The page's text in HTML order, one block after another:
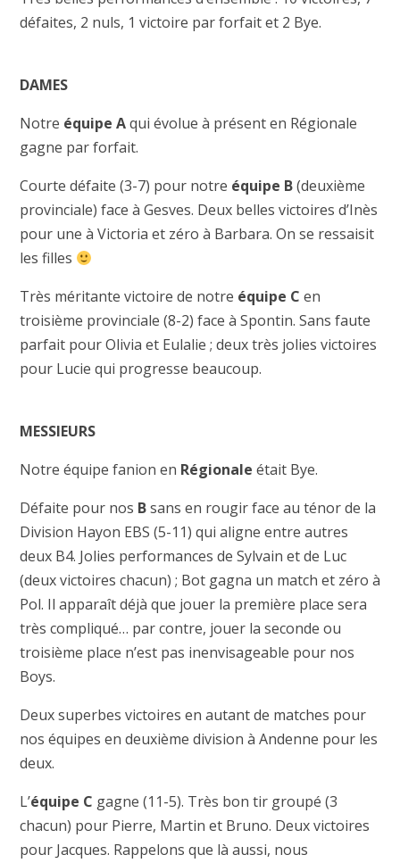
défaites, 2 nuls, 1 victoire par forfait et 2 Bye.
DAMES
Notre équipe Aqui évolue à présent en Régionale
gagne par forfait.
Courte défaite (3-7) pour notre équipe B(deuxième
provinciale) face à Gesves. Deux belles victoires d’Inès
pour une à Victoria et zéro à Barbara. On se ressaisit
les filles
Très méritante victoire de notre équipe C en
troisième provinciale (8-2) face à Spontin. Sans faute
parfait pour Olivia et Eulalie ; deux très jolies victoires
pour Lucie qui progresse beaucoup.
MESSIEURS
Notre équipe fanion en Régionale était Bye.
Défaite pour nos Bsans en rougir face au ténor de la
Division Hayon EBS (5-11) qui aligne entre autres
deux B4. Jolies performances de Sylvain et de Luc
(deux victoires chacun) ; Bot gagna un match et zéro à
Pol. Il apparaît déjà que jouer la première place sera
très compliqué… par contre, jouer la seconde ou
troisième place n’est pas inenvisageable pour nos
Boys.
Deux superbes victoires en autant de matches pour
nos équipes en deuxième division à Andenne pour les
deux.
L’équipe C gagne (11-5). Très bon tir groupé (3
chacun) pour Pierre, Martin et Bruno. Deux victoires
pour Jacques. Rappelons que là aussi, nous